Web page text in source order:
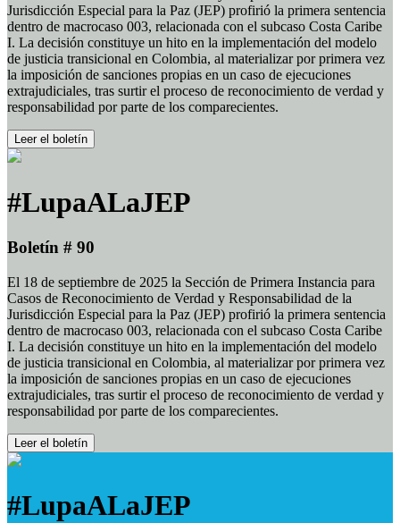
Jurisdicción Especial para la Paz (JEP) profirió la primera sentencia
dentro de macrocaso 003, relacionada con el subcaso Costa Caribe
I. La decisión constituye un hito en la implementación del modelo
de justicia transicional en Colombia, al materializar por primera vez
la imposición de sanciones propias en un caso de ejecuciones
extrajudiciales, tras surtir el proceso de reconocimiento de verdad y
responsabilidad por parte de los comparecientes.
Leer el boletín
#LupaALaJEP
Boletín # 90
El 18 de septiembre de 2025 la Sección de Primera Instancia para
Casos de Reconocimiento de Verdad y Responsabilidad de la
Jurisdicción Especial para la Paz (JEP) profirió la primera sentencia
dentro de macrocaso 003, relacionada con el subcaso Costa Caribe
I. La decisión constituye un hito en la implementación del modelo
de justicia transicional en Colombia, al materializar por primera vez
la imposición de sanciones propias en un caso de ejecuciones
extrajudiciales, tras surtir el proceso de reconocimiento de verdad y
responsabilidad por parte de los comparecientes.
Leer el boletín
#LupaALaJEP